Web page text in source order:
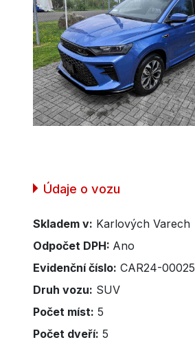
Údaje o vozu
Skladem v: Karlových Varech
Odpočet DPH: Ano
Evidenční číslo: CAR24-00025
Druh vozu: SUV
Počet míst: 5
Počet dveří: 5